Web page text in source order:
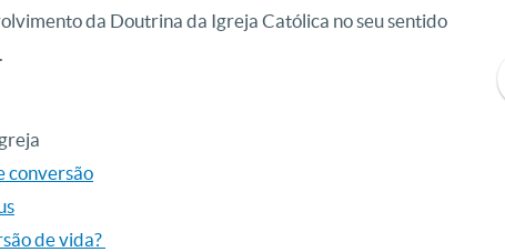
da Doutrina da Igreja Católica no seu sentido
conversão
de vida?